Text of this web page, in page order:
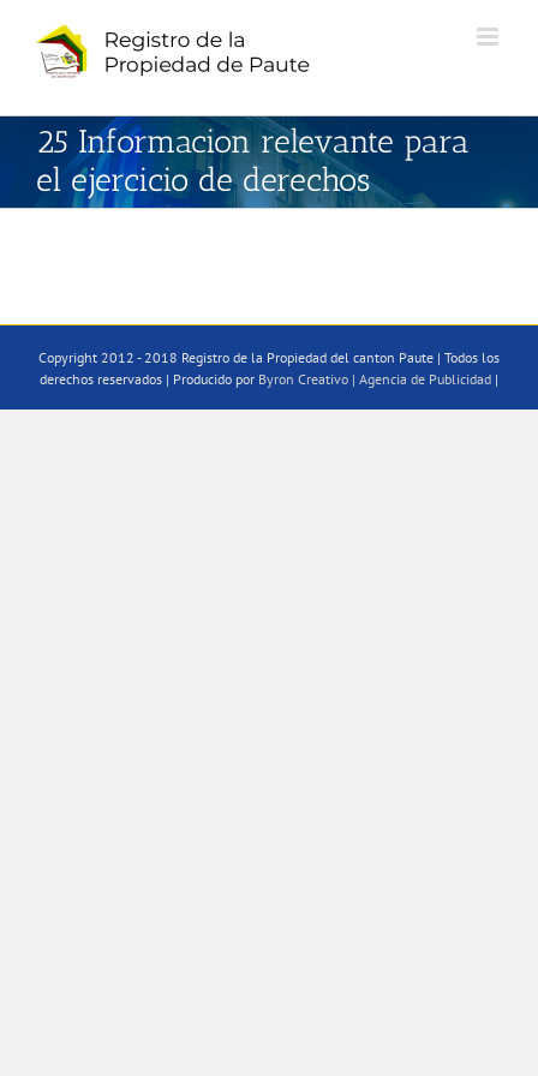
contenido
25 Informacion relevante para
el ejercicio de derechos
Copyright 2012 - 2018 Registro de la Propiedad del canton Paute | Todos los
derechos reservados | Producido por Byron Creativo | Agencia de Publicidad |